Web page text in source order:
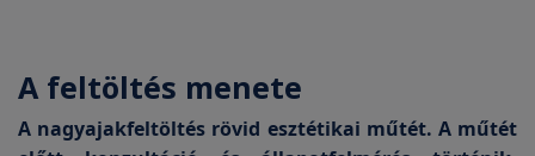
A feltöltés menete
A nagyajakfeltöltés rövid esztétikai műtét. A műtét